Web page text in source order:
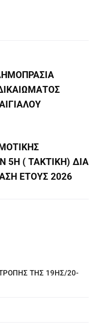
5Η ( ΤΑΚΤΙΚΗ) ΔΙΑ
ΕΤΟΥΣ 2026
ΤΗΣ 19ΗΣ/20-